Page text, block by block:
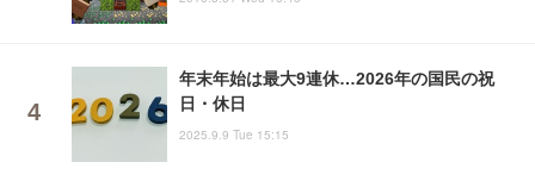
年末年始は最大9連休…2026年の国民の祝
日・休日
2025.9.9 Tue 15:15